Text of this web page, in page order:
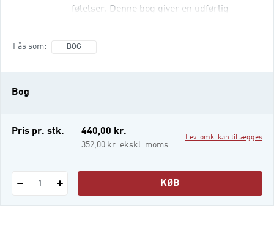
følelser. Denne bog giver en udførlig
Fås som BOG
Bog
Pris pr. stk. 440,00 kr.
352,00 kr. ekskl. moms
Lev. omk. kan tillægges
1 KØB